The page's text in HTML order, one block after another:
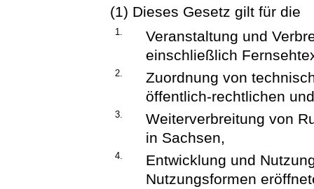
(1) Dieses Gesetz gilt für die
1.
Veranstaltung und
einschließlich
2.
Zuordnung von
öffentlich-rechtlichen
3.
Weiterverbreitung von
in Sachsen,
4.
Entwicklung und
Nutzungsformen